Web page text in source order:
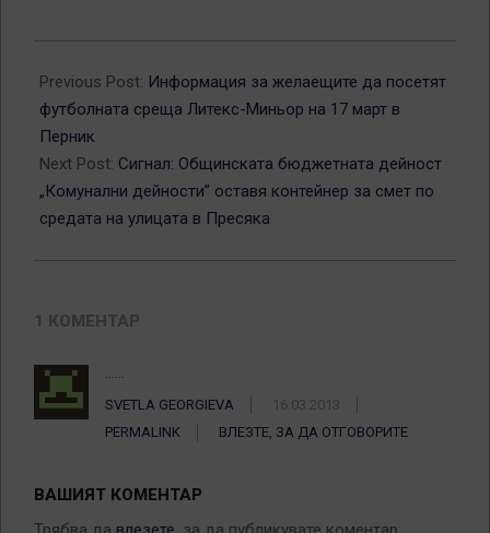
03-
15
Previous Post: Информация за желаещите да посетят
футболната среща Литекс-Миньор на 17 март в
Перник
Next Post: Сигнал: Общинската бюджетната дейност
„Комунални дейности” оставя контейнер за смет по
средата на улицата в Пресяка
1 КОМЕНТАР
……
SVETLA GEORGIEVA
16.03.2013
PERMALINK
ВЛЕЗТЕ, ЗА ДА ОТГОВОРИТЕ
ВАШИЯТ КОМЕНТАР